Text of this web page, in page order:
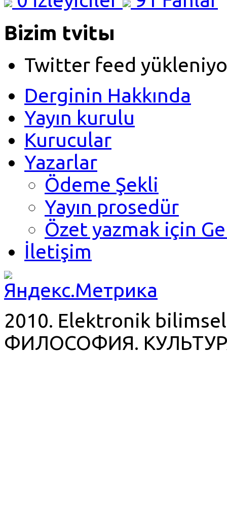
Bizim tvitы
Twitter feed
Derginin Hakkında
Yayın kurulu
Kurucular
Yazarlar
Ödeme Şekli
Yayın prosedür
Özet yazmak için
İletişim
2010. Elektronik bilimsel
ФИЛОСОФИЯ.